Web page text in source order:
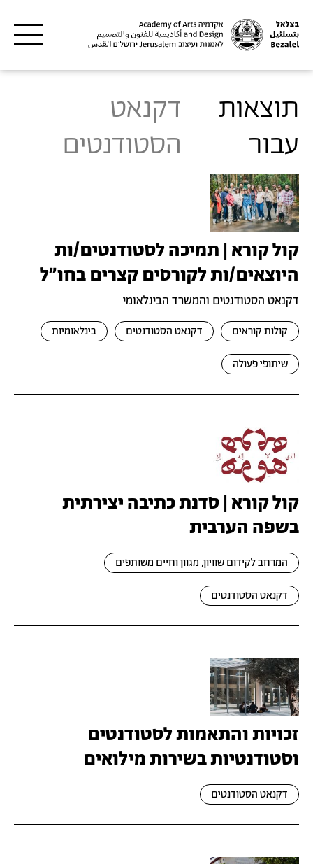
תוצאות
עבור
דקנאט
הסטודנטים
קול קורא | תמיכה לסטודנטים/ות
היוצאים/ות לקורסים קצרים בחו"ל
דקנאט הסטודנטים והמשרד הבינלאומי
קולות קוראים דקנאט הסטודנטים בינלאומיות
שיתופי פעולה
קול קורא | סדנת כתיבה יצירתית
בשפה הערבית
המרחב לקידום שוויון, מגוון וחיים משותפים
דקנאט הסטודנטים
זכויות והתאמות לסטודנטים
וסטודנטיות בשירות מילואים
דקנאט הסטודנטים